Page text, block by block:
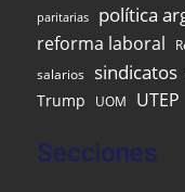
paritarias política
reforma laboral
salarios sindicatos
Trump UOM UTEP
Secciones